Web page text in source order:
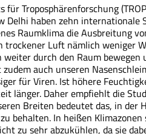
Troposphärenforschung
Delhi haben zehn internationale
Raumklima die Ausbreitung
trockener Luft nämlich weniger
weiter durch den Raum
auch unseren
für Viren. Ist höhere
länger. Daher empfiehlt die
Breiten bedeutet das, in der
behalten. In heißen
zu sehr abzukühlen, da sie